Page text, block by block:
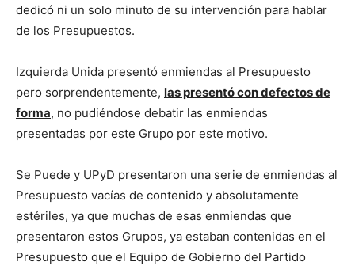
dedicó ni un solo minuto de su intervención para hablar
de los Presupuestos.
Izquierda Unida presentó enmiendas al Presupuesto
pero sorprendentemente, las presentó con defectos de
forma, no pudiéndose debatir las enmiendas
presentadas por este Grupo por este motivo.
Se Puede y UPyD presentaron una serie de enmiendas al
Presupuesto vacías de contenido y absolutamente
estériles, ya que muchas de esas enmiendas que
presentaron estos Grupos, ya estaban contenidas en el
Presupuesto que el Equipo de Gobierno del Partido